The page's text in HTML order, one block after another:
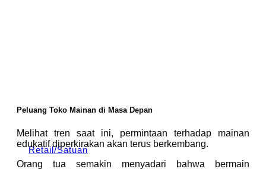
Retail/Satuan
Peluang Toko Mainan di Masa Depan
Melihat tren saat ini, permintaan terhadap mainan
edukatif diperkirakan akan terus berkembang.
Orang tua semakin menyadari bahwa bermain